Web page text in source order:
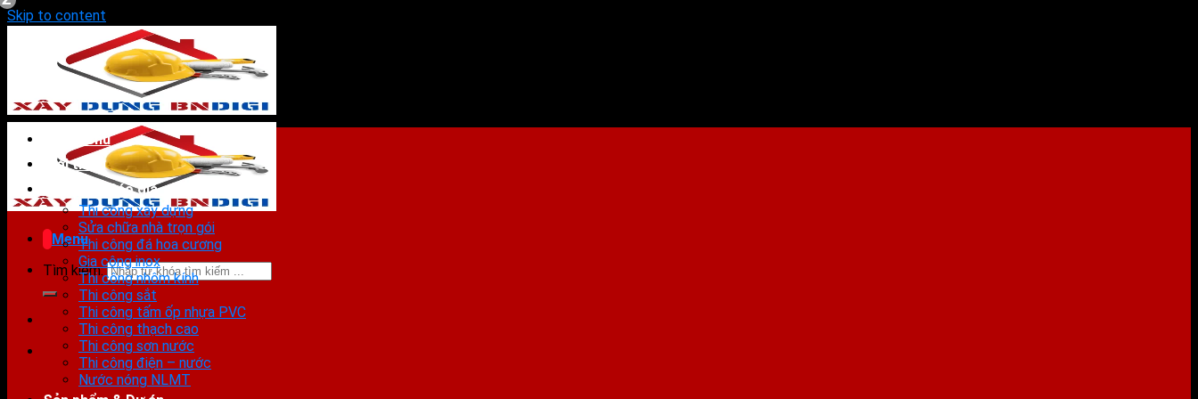
Skip to content
Menu
Tìm kiếm:
Trang chủ
Giới thiệu
Dịch vụ & Báo giá
Thi công xây dựng
Sửa chữa nhà trọn gói
Thi công đá hoa cương
Gia công inox
Thi công nhôm kính
Thi công sắt
Thi công tấm ốp nhựa PVC
Thi công thạch cao
Thi công sơn nước
Thi công điện – nước
Nước nóng NLMT